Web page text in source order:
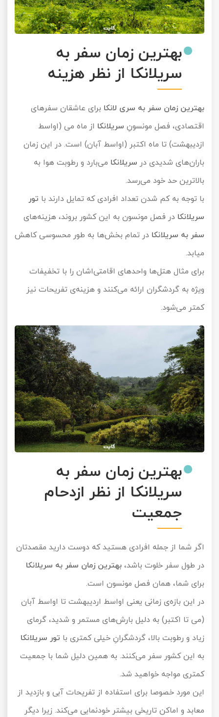
بهترین زمان سفر به
سریلانکا از نظر هزینه
بهترین زمان سفر به سری لانکا برای عاشقان سفرهای
اقتصادی، فصل مونسونِ سریلانکا از ماه می (اواسط
ازدیبهشت) تا ماه اکتبر (اواسط آبان) است. در این زمان
باران‌های شدیدی در سریلانکا می‌بارد و رطوبت هوا به
بالاترین حد خود می‌رسد.
با توجه به کم شدن تعداد افرادی که تمایل دارند با تور
سریلانکا در فصل مونسون به این کشور بروند، هزینه‌های
سفر به سریلانکا در تمام بخش‌ها به طور محسوسی کاهش
میابد.
برای مثال هتل‌ها واحدهای اقامتی‌اشان را با تخفیفات
ویژه به گردشگران ارائه می‌کنند و هزینه‌ی تفریحات نیز
کمتر می‌شود.
بهترین زمان سفر به
سریلانکا از نظر ازدحام
جمعیت
اگر شما از جمله افرادی هستید که دوست دارید مقصدتان
در طول سفر خلوت باشد، بهترین زمان سفر به سریلانکا
برای شما، همان فصل مونسون است.
در این بازه‌ی زمانی یعنی اواسط اردیبهشت تا اواسط آبان
(می تا اکتبر) به دلیل بارش‌های مستمر و شدید، گرمای
زیاد و رطوبت بالا، گردشگرانِ خیلی کمتری با تور سریلانکا
به این کشور سفر می‌کنند. به همین دلیل شما با جمعیت
کمتری مواجه خواهید شد.
این مورد خصوصا برای استفاده از تفریحات آبی و بازدید از
معابد و اماکن تاریخی بیشتر خودنمایی می‌کند. زیرا دیگر